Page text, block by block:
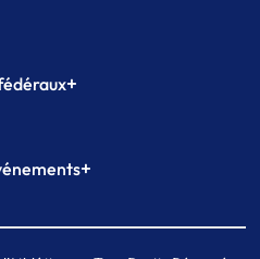
+
Formation
+
Paris indoor